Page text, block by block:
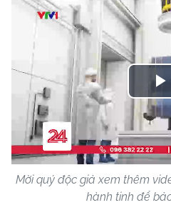
Mời quý độc giả xem thêm
hành tinh để